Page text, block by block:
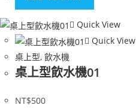
Quick View
Quick View
桌上型, 飲水機
桌上型飲水機01
NT$500